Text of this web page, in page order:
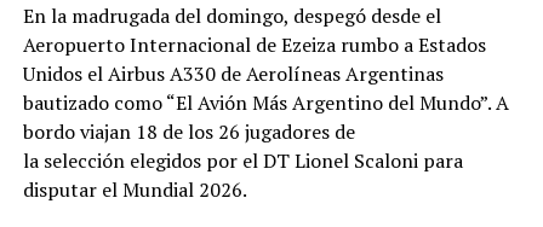
En la madrugada del domingo, despegó desde el
Aeropuerto Internacional de Ezeiza rumbo a Estados
Unidos el Airbus A330 de Aerolíneas Argentinas
bautizado como “El Avión Más Argentino del Mundo”. A
bordo viajan 18 de los 26 jugadores de
la selección elegidos por el DT Lionel Scaloni para
disputar el Mundial 2026.